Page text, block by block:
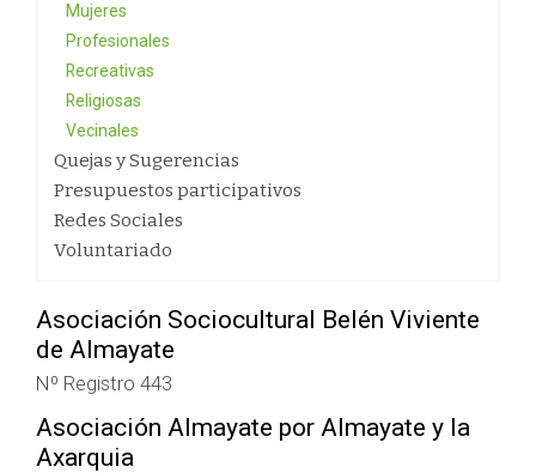
Mujeres
Profesionales
Recreativas
Religiosas
Vecinales
Quejas y Sugerencias
Presupuestos participativos
Redes Sociales
Voluntariado
Asociación Sociocultural Belén Viviente
de Almayate
Nº Registro 443
Asociación Almayate por Almayate y la
Axarquia